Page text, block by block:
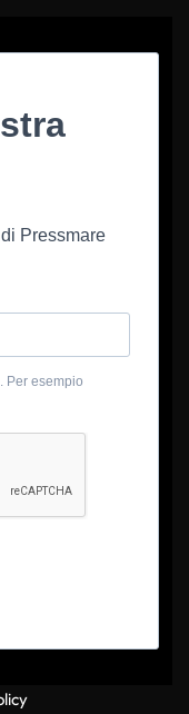
Pressmare
Per esempio